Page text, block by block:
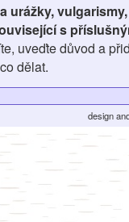
urážky,
s
uveďte důvod a
dělat.
design